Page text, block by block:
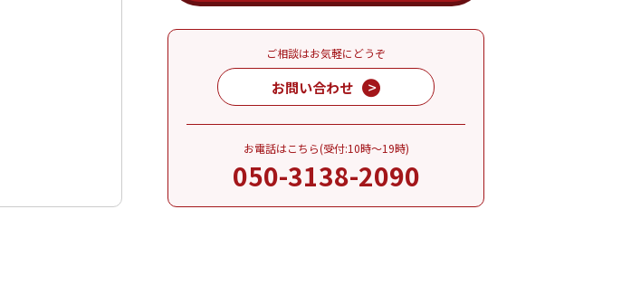
ご相談はお気軽にどうぞ
お問い合わせ
お電話はこちら(受付:10時～19時)
050-3138-2090